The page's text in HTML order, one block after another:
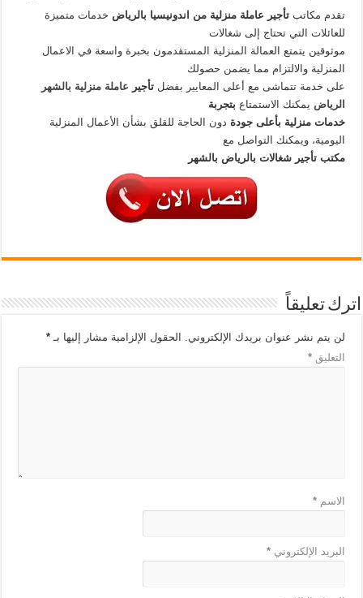
تقدم مكاتبتأجير عاملة منزلية من اندونيسيا بالرياض خدمات متميزة
للعائلات التي تحتاج إلى شغالات
موثوقين يتمتع العمالة المنزلية المستقدمون بخبرة واسعة في الاعمال
المنزلية والالتزام مما يضمن حصولك
على خدمة تتماشى مع أعلى المعايير بفضلتأجير عاملة منزلية بالشهر
الرياض يمكنك الاستمتاع بتجربة
خدمات منزلية بأعلى جودة دون الحاجة للقلق بشأن الأعمال المنزلية
اليومية، ويمكنك التواصل مع
مكتب تأجير شغالات بالرياض بالشهر
اترك تعليقاً
لن يتم نشر عنوان بريدك الإلكتروني. الحقول الإلزامية مشار إليها بـ*
التعليق*
الاسم*
البريد الإلكتروني*